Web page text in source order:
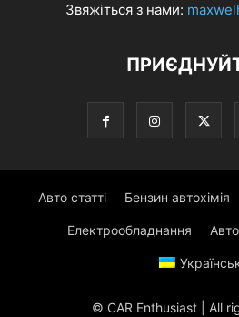
Звяжіться з нами:
Авто статті Бензин автохімія
Електрообладнання
© CAR Enthusiast | All